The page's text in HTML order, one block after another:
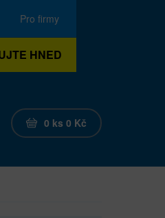
Pro firmy
HNED
0 ks 0 Kč